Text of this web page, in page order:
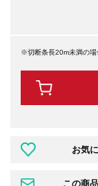
※切断条長20m未満の場